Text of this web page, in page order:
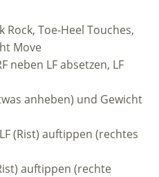
Rock, Toe-Heel Touches,
Move
neben LF absetzen, LF
anheben) und Gewicht
(Rist) auftippen (rechtes
auftippen (rechte